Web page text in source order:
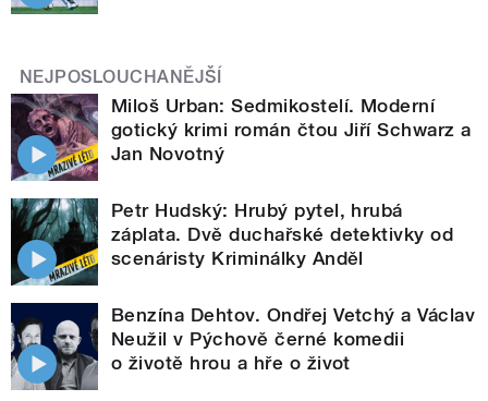
NEJPOSLOUCHANĚJŠÍ
Miloš Urban: Sedmikostelí. Moderní
gotický krimi román čtou Jiří Schwarz a
Jan Novotný
Petr Hudský: Hrubý pytel, hrubá
záplata. Dvě duchařské detektivky od
scenáristy Kriminálky Anděl
Benzína Dehtov. Ondřej Vetchý a Václav
Neužil v Pýchově černé komedii
o životě hrou a hře o život